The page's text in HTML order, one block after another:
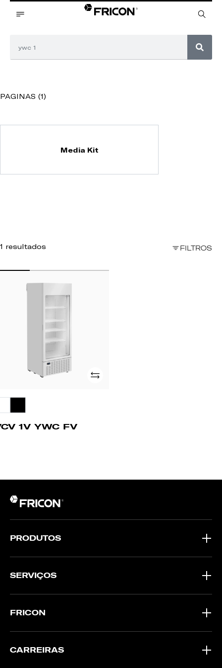
PAGINAS (1)
Media Kit
1 resultados FILTROS
Adicionar
1V YWC FV
PRODUTOS
SERVIÇOS
FRICON
CARREIRAS